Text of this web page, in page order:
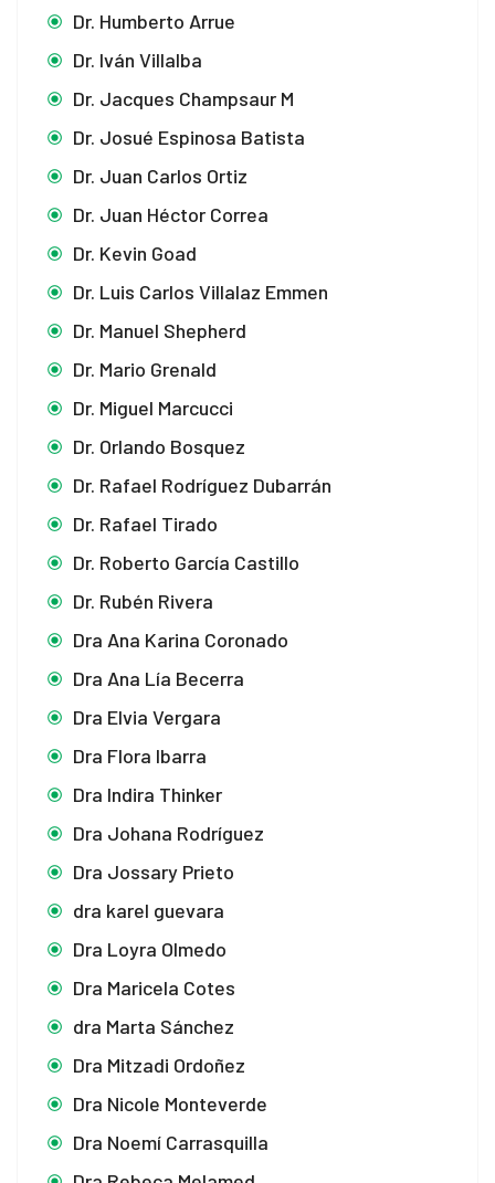
Dr. Humberto Arrue
Dr. Iván Villalba
Dr. Jacques Champsaur M
Dr. Josué Espinosa Batista
Dr. Juan Carlos Ortiz
Dr. Juan Héctor Correa
Dr. Kevin Goad
Dr. Luis Carlos Villalaz Emmen
Dr. Manuel Shepherd
Dr. Mario Grenald
Dr. Miguel Marcucci
Dr. Orlando Bosquez
Dr. Rafael Rodríguez Dubarrán
Dr. Rafael Tirado
Dr. Roberto García Castillo
Dr. Rubén Rivera
Dra Ana Karina Coronado
Dra Ana Lía Becerra
Dra Elvia Vergara
Dra Flora Ibarra
Dra Indira Thinker
Dra Johana Rodríguez
Dra Jossary Prieto
dra karel guevara
Dra Loyra Olmedo
Dra Maricela Cotes
dra Marta Sánchez
Dra Mitzadi Ordoñez
Dra Nicole Monteverde
Dra Noemí Carrasquilla